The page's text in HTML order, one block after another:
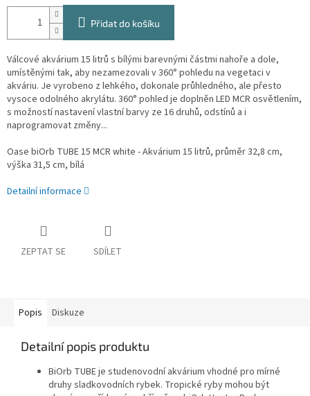
Přidat do košíku
Válcové akvárium 15 litrů s bílými barevnými částmi nahoře a dole,
umístěnými tak, aby nezamezovali v 360° pohledu na vegetaci v
akváriu. Je vyrobeno z lehkého, dokonale průhledného, ale přesto
vysoce odolného akrylátu. 360° pohled je doplněn LED MCR osvětlením,
s možností nastavení vlastní barvy ze 16 druhů, odstínů a i
naprogramovat změny...
Oase biOrb TUBE 15 MCR white - Akvárium 15 litrů, průměr 32,8 cm,
výška 31,5 cm, bílá
Detailní informace
ZEPTAT SE SDÍLET
Popis Diskuze
Detailní popis produktu
BiOrb TUBE je studenovodní akvárium vhodné pro mírné
druhy sladkovodních rybek. Tropické ryby mohou být